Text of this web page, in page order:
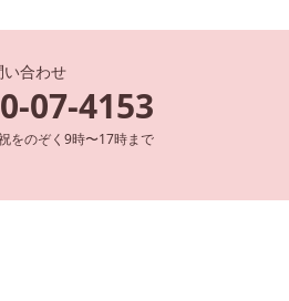
い合わせ
07-4153
をのぞく9時〜17時まで